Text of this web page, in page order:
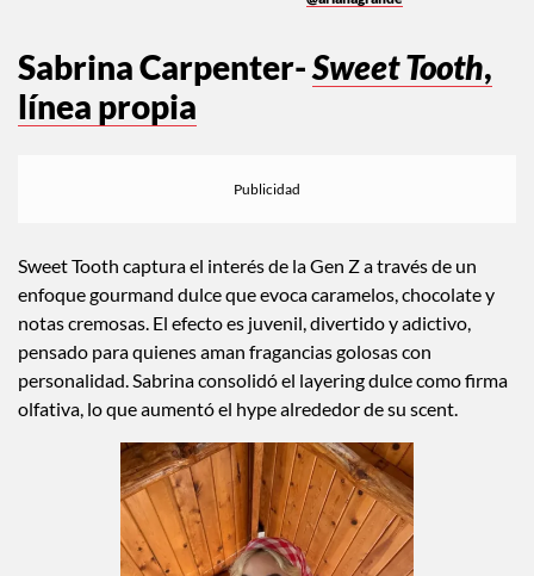
Sabrina Carpenter-Sweet Tooth,
línea propia
Sweet Tooth captura el interés de la Gen Z a través de un
enfoque gourmand dulce que evoca caramelos, chocolate y
notas cremosas. El efecto es juvenil, divertido y adictivo,
pensado para quienes aman fragancias golosas con
personalidad. Sabrina consolidó el layering dulce como firma
olfativa, lo que aumentó el hype alrededor de su scent.